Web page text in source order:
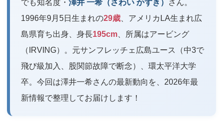
でも知名度・澤井 一希（さわい かずき） さん。
1996年9月5日生まれの29歳 、アメリカLA生まれ広
島県育ち出身、身長195cm 、所属はアービング
（IRVING）。元サンフレッチェ広島ユース（中3で
飛び級加入、股関節故障で断念）、環太平洋大学
卒。今回は澤井一希さんの最新動向を、2026年最
新情報で整理してお届けします！